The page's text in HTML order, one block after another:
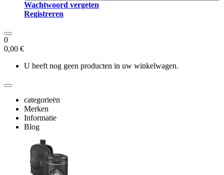
Wachtwoord vergeten
Registreren
0
0,00 €
U heeft nog geen producten in uw winkelwagen.
categorieën
Merken
Informatie
Blog